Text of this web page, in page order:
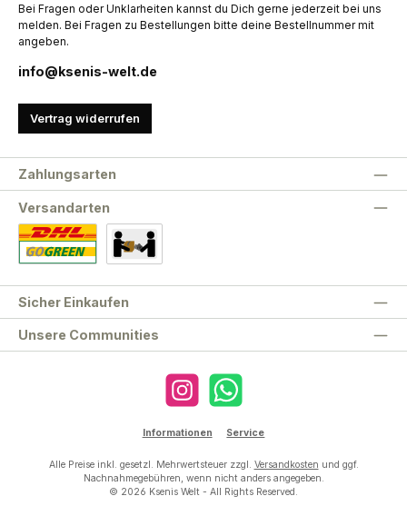
Bei Fragen oder Unklarheiten kannst du Dich gerne jederzeit bei uns
melden. Bei Fragen zu Bestellungen bitte deine Bestellnummer mit
angeben.
info@ksenis-welt.de
Vertrag widerrufen
Unsere Communities
Zahlungsarten
Versandarten
Sicher Einkaufen
Instagram WhatsApp
Informationen Service
Alle Preise inkl. gesetzl. Mehrwertsteuer zzgl. Versandkosten und ggf.
Nachnahmegebühren, wenn nicht anders angegeben.
© 2026 Ksenis Welt - All Rights Reserved.